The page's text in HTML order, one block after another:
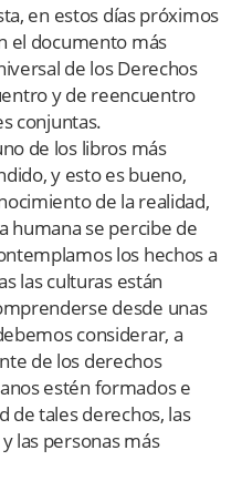
en estos días próximos
el documento más
de los Derechos
y de reencuentro
conjuntas.
de los libros más
y esto es bueno,
de la realidad,
humana se percibe de
los hechos a
las culturas están
desde unas
considerar, a
de los derechos
estén formados e
de tales derechos, las
las personas más